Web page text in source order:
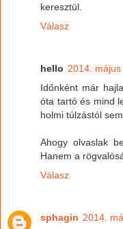
keresztül.
Válasz
hello 2014. május
Időnként már
óta tartó és mind
holmi túlzástól
Ahogy olvaslak
Hanem a
Válasz
sphagin 2014.